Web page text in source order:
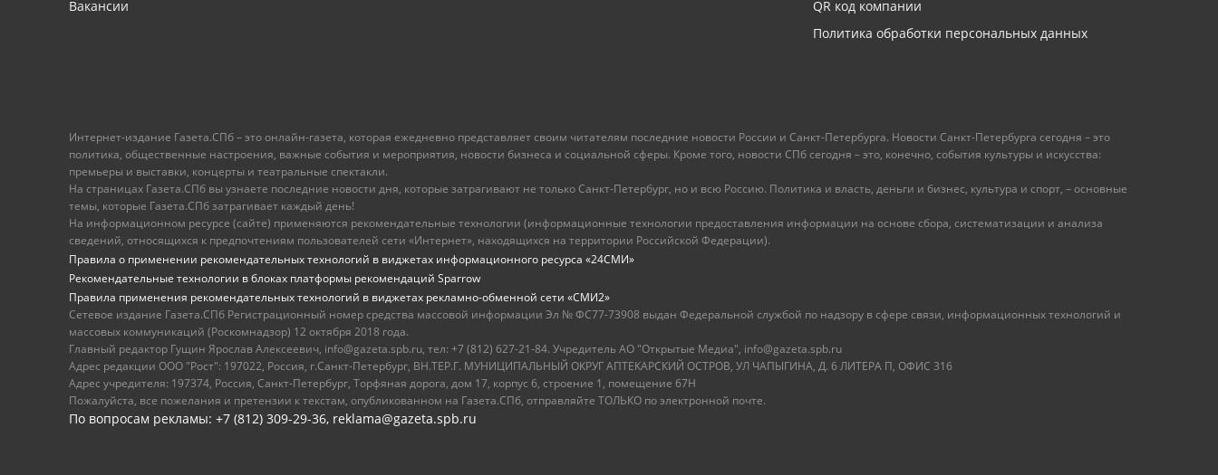
Вакансии
QR код компании
Политика обработки персональных данных
Интернет-издание Газета.СПб – это онлайн-газета, которая ежедневно представляет своим читателям последние новости России и Санкт-Петербурга. Новости Санкт-Петербурга сегодня – это
политика, общественные настроения, важные события и мероприятия, новости бизнеса и социальной сферы. Кроме того, новости СПб сегодня – это, конечно, события культуры и искусства:
премьеры и выставки, концерты и театральные спектакли.
На страницах Газета.СПб вы узнаете последние новости дня, которые затрагивают не только Санкт-Петербург, но и всю Россию. Политика и власть, деньги и бизнес, культура и спорт, – основные
темы, которые Газета.СПб затрагивает каждый день!
На информационном ресурсе (сайте) применяются рекомендательные технологии (информационные технологии предоставления информации на основе сбора, систематизации и анализа
сведений, относящихся к предпочтениям пользователей сети «Интернет», находящихся на территории Российской Федерации).
Правила о применении рекомендательных технологий в виджетах информационного ресурса «24СМИ»
Рекомендательные технологии в блоках платформы рекомендаций Sparrow
Правила применения рекомендательных технологий в виджетах рекламно-обменной сети «СМИ2»
Сетевое издание Газета.СПб Регистрационный номер средства массовой информации Эл № ФС77-73908 выдан Федеральной службой по надзору в сфере связи, информационных технологий и
массовых коммуникаций (Роскомнадзор) 12 октября 2018 года.
Главный редактор Гущин Ярослав Алексеевич, info@gazeta.spb.ru, тел: +7 (812) 627-21-84. Учредитель АО "Открытые Медиа", info@gazeta.spb.ru
Адрес редакции ООО "Рост": 197022, Россия, г.Санкт-Петербург, ВН.ТЕР.Г. МУНИЦИПАЛЬНЫЙ ОКРУГ АПТЕКАРСКИЙ ОСТРОВ, УЛ ЧАПЫГИНА, Д. 6 ЛИТЕРА П, ОФИС 316
Адрес учредителя: 197374, Россия, Санкт-Петербург, Торфяная дорога, дом 17, корпус 6, строение 1, помещение 67Н
Пожалуйста, все пожелания и претензии к текстам, опубликованном на Газета.СПб, отправляйте ТОЛЬКО по электронной почте.
По вопросам рекламы: +7 (812) 309-29-36, reklama@gazeta.spb.ru